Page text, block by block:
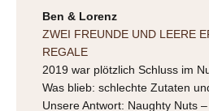
Ben & Lorenz
ZWEI FREUNDE UND LEERE
REGALE
2019 war plötzlich Schluss im
Was blieb: schlechte Zutaten
Unsere Antwort: Naughty Nuts